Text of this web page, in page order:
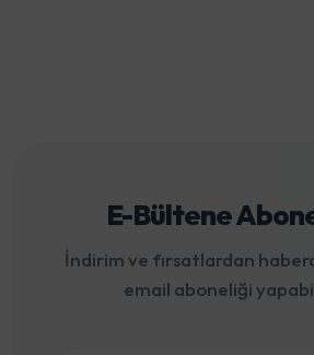
E-Bültene
İndirim ve fırsatlardan
email aboneliği